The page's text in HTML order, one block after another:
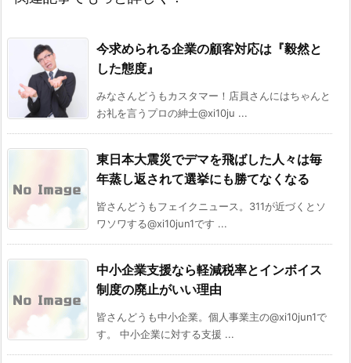
今求められる企業の顧客対応は『毅然と
した態度』
みなさんどうもカスタマー！店員さんにはちゃんと
お礼を言うプロの紳士@xi10ju ...
東日本大震災でデマを飛ばした人々は毎
年蒸し返されて選挙にも勝てなくなる
皆さんどうもフェイクニュース。311が近づくとソ
ワソワする@xi10jun1です ...
中小企業支援なら軽減税率とインボイス
制度の廃止がいい理由
皆さんどうも中小企業。個人事業主の@xi10jun1で
す。 中小企業に対する支援 ...